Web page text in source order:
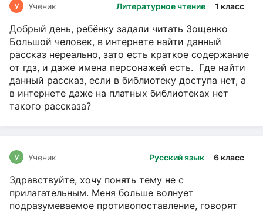
Литературное чтение 1 класс
У Ученик
Добрый день, ребёнку задали читать Зощенко
Большой человек, в интернете найти данный
рассказ нереально, зато есть краткое содержание
от гдз, и даже имена персонажей есть. Где найти
данный рассказ, если в библиотеку доступа нет, а
в интернете даже на платных библиотеках нет
такого рассказа?
Русский язык 6 класс
У Ученик
Здравствуйте, хочу понять тему не с
прилагательным. Меня больше волнует
подразумеваемое противопоставление, говорят